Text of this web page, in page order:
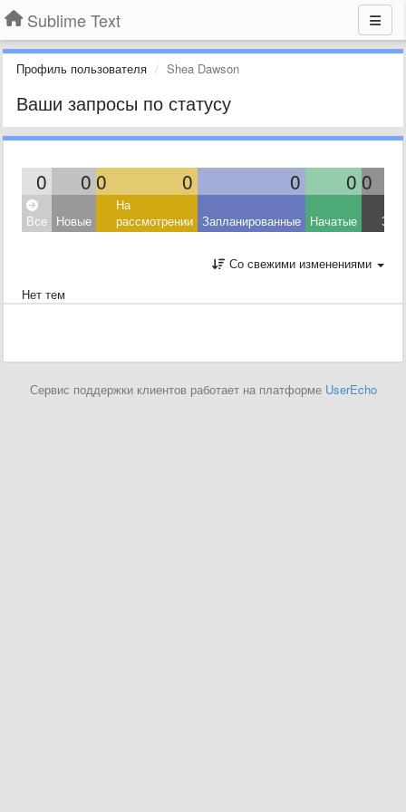
Sublime Text
Профиль пользователя Shea Dawson
Ваши запросы по статусу
0 0 0 0 0 0 0
Все Новые
На
рассмотрении Запланированные Начатые
Со свежими изменениями
Нет тем
Сервис поддержки клиентов работает на платформе UserEcho